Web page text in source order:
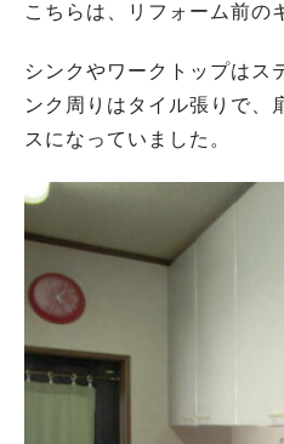
こちらは、リフォーム前の
シンクやワークトップはス
ンク周りはタイル張りで、
スになっていました。